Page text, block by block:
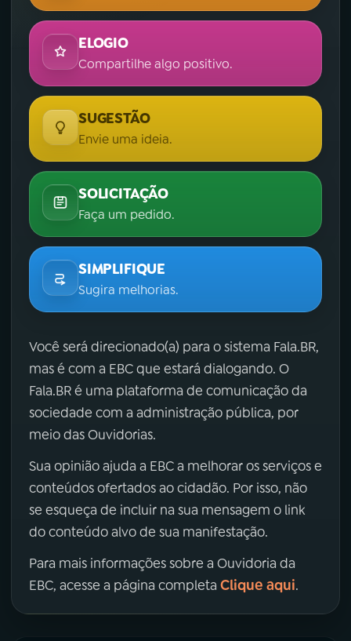
ELOGIO
Compartilhe algo positivo.
SUGESTÃO
Envie uma ideia.
SOLICITAÇÃO
Faça um pedido.
SIMPLIFIQUE
Sugira melhorias.
Você será direcionado(a) para o sistema Fala.BR,
mas é com a EBC que estará dialogando. O
Fala.BR é uma plataforma de comunicação da
sociedade com a administração pública, por
meio das Ouvidorias.
Sua opinião ajuda a EBC a melhorar os serviços e
conteúdos ofertados ao cidadão. Por isso, não
se esqueça de incluir na sua mensagem o link
do conteúdo alvo de sua manifestação.
Para mais informações sobre a Ouvidoria da
EBC, acesse a página completa Clique aqui.